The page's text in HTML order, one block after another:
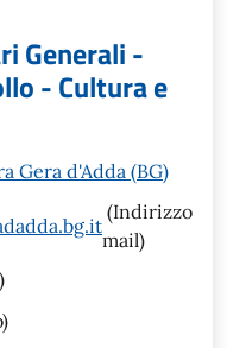
Generali -
- Cultura e
Gera d'Adda (BG)
(Indirizzo
mail)